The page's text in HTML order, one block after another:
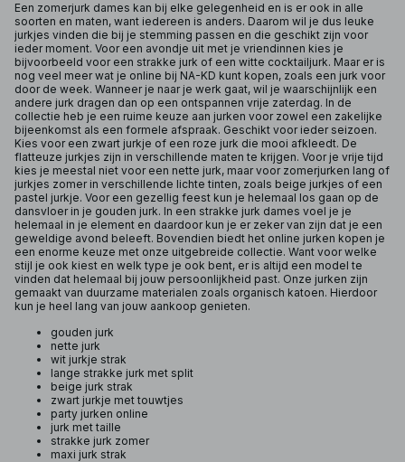
Een zomerjurk dames kan bij elke gelegenheid en is er ook in alle
soorten en maten, want iedereen is anders. Daarom wil je dus leuke
jurkjes vinden die bij je stemming passen en die geschikt zijn voor
ieder moment. Voor een avondje uit met je vriendinnen kies je
bijvoorbeeld voor een strakke jurk of een witte cocktailjurk. Maar er is
nog veel meer wat je online bij NA-KD kunt kopen, zoals een jurk voor
door de week. Wanneer je naar je werk gaat, wil je waarschijnlijk een
andere jurk dragen dan op een ontspannen vrije zaterdag. In de
collectie heb je een ruime keuze aan jurken voor zowel een zakelijke
bijeenkomst als een formele afspraak. Geschikt voor ieder seizoen.
Kies voor een zwart jurkje of een roze jurk die mooi afkleedt. De
flatteuze jurkjes zijn in verschillende maten te krijgen. Voor je vrije tijd
kies je meestal niet voor een nette jurk, maar voor zomerjurken lang of
jurkjes zomer in verschillende lichte tinten, zoals beige jurkjes of een
pastel jurkje. Voor een gezellig feest kun je helemaal los gaan op de
dansvloer in je gouden jurk. In een strakke jurk dames voel je je
helemaal in je element en daardoor kun je er zeker van zijn dat je een
geweldige avond beleeft. Bovendien biedt het online jurken kopen je
een enorme keuze met onze uitgebreide collectie. Want voor welke
stijl je ook kiest en welk type je ook bent, er is altijd een model te
vinden dat helemaal bij jouw persoonlijkheid past. Onze jurken zijn
gemaakt van duurzame materialen zoals organisch katoen. Hierdoor
kun je heel lang van jouw aankoop genieten.
gouden jurk
nette jurk
wit jurkje strak
lange strakke jurk met split
beige jurk strak
zwart jurkje met touwtjes
party jurken online
jurk met taille
strakke jurk zomer
maxi jurk strak